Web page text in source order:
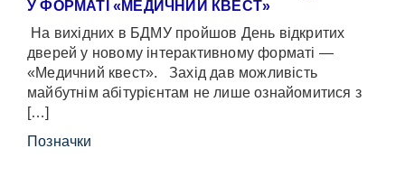
У ФОРМАТІ «МЕДИЧНИЙ КВЕСТ»
На вихідних в БДМУ пройшов День відкритих
дверей у новому інтерактивному форматі —
«Медичний квест». Захід дав можливість
майбутнім абітурієнтам не лише ознайомитися з
[…]
Позначки